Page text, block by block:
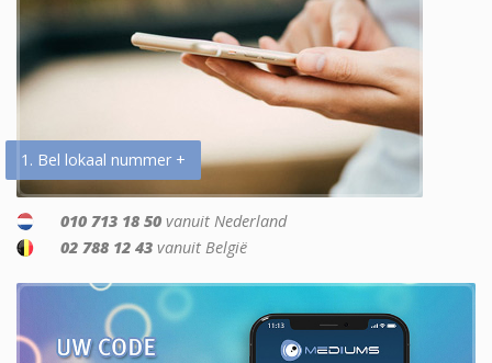
1. Bel lokaal nummer +
010 713 18 50 vanuit Nederland
02 788 12 43 vanuit België